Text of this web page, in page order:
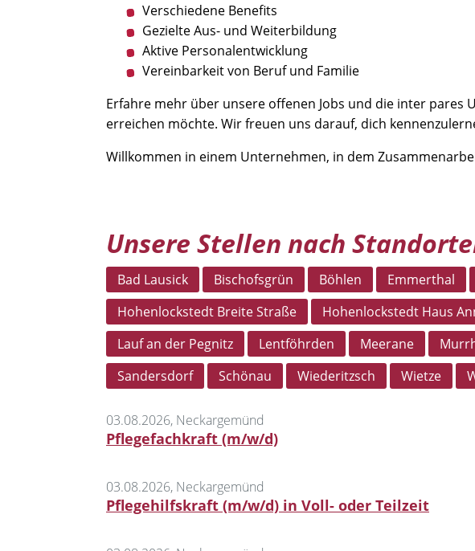
Verschiedene Benefits
Gezielte Aus- und Weiterbildung
Aktive Personalentwicklung
Vereinbarkeit von Beruf und Familie
Erfahre mehr über unsere offenen Jobs und die inter pares
erreichen möchte. Wir freuen uns darauf, dich
Willkommen in einem Unternehmen, in dem
Unsere Stellen nach
Bad Lausick Bischofsgrün Böhlen Emmerthal
Hohenlockstedt Breite Straße
Hohenlockstedt Haus
Lauf an der Pegnitz
Lentföhrden Meerane
Sandersdorf
Schönau Wiederitzsch Wietze
03.08.2026, Neckargemünd
Pflegefachkraft (m/w/d)
03.08.2026, Neckargemünd
Pflegehilfskraft (m/w/d) in Voll- oder Teilzeit